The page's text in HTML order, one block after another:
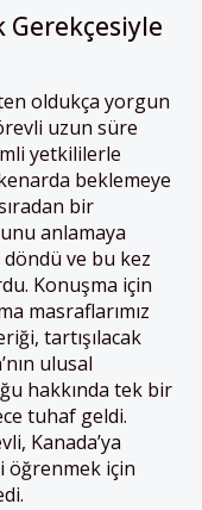
oldukça yorgun
uzun süre
yetkililerle
beklemeye
bir
anlamaya
ve bu kez
Konuşma için
masraflarımız
tartışılacak
ulusal
hakkında tek bir
tuhaf geldi.
Kanada’ya
öğrenmek için